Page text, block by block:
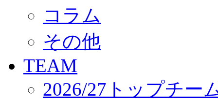
パートナー募集
クラブ理念
サステナビリティ
Web制作支援
応援プロジェクト
コラム
その他
TEAM
2026/27トップチー